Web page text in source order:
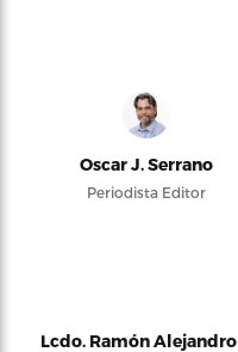
Oscar J. Serrano
Periodista Editor
Lcdo. Ramón Alejandro